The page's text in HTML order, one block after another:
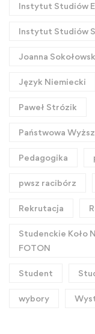
Instytut Studiów
Instytut Studiów
Joanna
Język Niemiecki
Paweł Strózik
Państwowa
Pedagogika
pwsz racibórz
Rekrutacja
Studenckie Koło
FOTON
Student
wybory